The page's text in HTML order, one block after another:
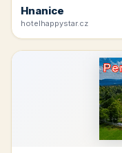
Hnanice
hotelhappystar.cz